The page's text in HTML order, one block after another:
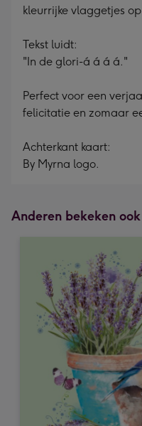
kleurrijke vlaggetjes
Tekst luidt:
"In de glori-á á á á."
Perfect voor een
felicitatie en zomaar
Achterkant kaart:
By Myrna logo.
Anderen bekeken ook